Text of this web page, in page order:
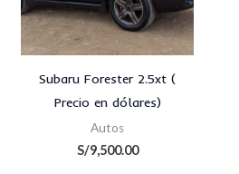
Subaru Forester 2.5xt (
Precio en dólares)
Autos
S/9,500.00